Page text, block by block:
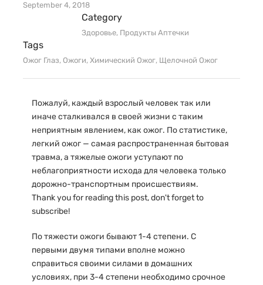
September 4, 2018
Category
Здоровье, Продукты Аптечки
Tags
Ожог Глаз, Ожоги, Химический Ожог, Щелочной Ожог
Пожалуй, каждый взрослый человек так или
иначе сталкивался в своей жизни с таким
неприятным явлением, как ожог. По статистике,
легкий ожог — самая распространенная бытовая
травма, а тяжелые ожоги уступают по
неблагоприятности исхода для человека только
дорожно-транспортным происшествиям.
Thank you for reading this post, don't forget to
subscribe!
По тяжести ожоги бывают 1-4 степени. С
первыми двумя типами вполне можно
справиться своими силами в домашних
условиях, при 3-4 степени необходимо срочное